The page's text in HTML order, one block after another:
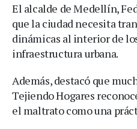
El alcalde de Medellín,
que la ciudad necesita
dinámicas al interior de
infraestructura urbana.
Además, destacó que
Tejiendo Hogares
el maltrato como una